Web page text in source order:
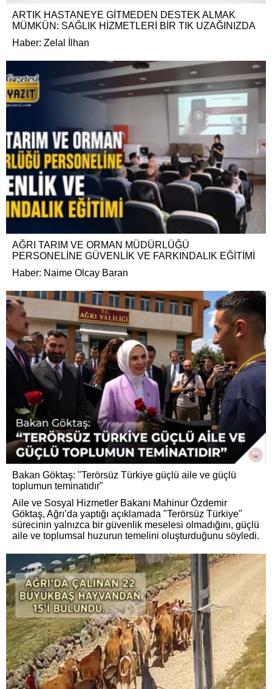
ARTIK HASTANEYE GİTMEDEN DESTEK ALMAK
MÜMKÜN: SAĞLIK HİZMETLERİ BİR TIK UZAĞINIZDA
Haber: Zelal İlhan
AĞRI TARIM VE ORMAN MÜDÜRLÜĞÜ
PERSONELİNE GÜVENLİK VE FARKINDALIK EĞİTİMİ
Haber: Naime Olcay Baran
Bakan Göktaş: "Terörsüz Türkiye güçlü aile ve güçlü
toplumun teminatıdır"
Aile ve Sosyal Hizmetler Bakanı Mahinur Özdemir
Göktaş, Ağrı’da yaptığı açıklamada "Terörsüz Türkiye"
sürecinin yalnızca bir güvenlik meselesi olmadığını, güçlü
aile ve toplumsal huzurun temelini oluşturduğunu söyledi.